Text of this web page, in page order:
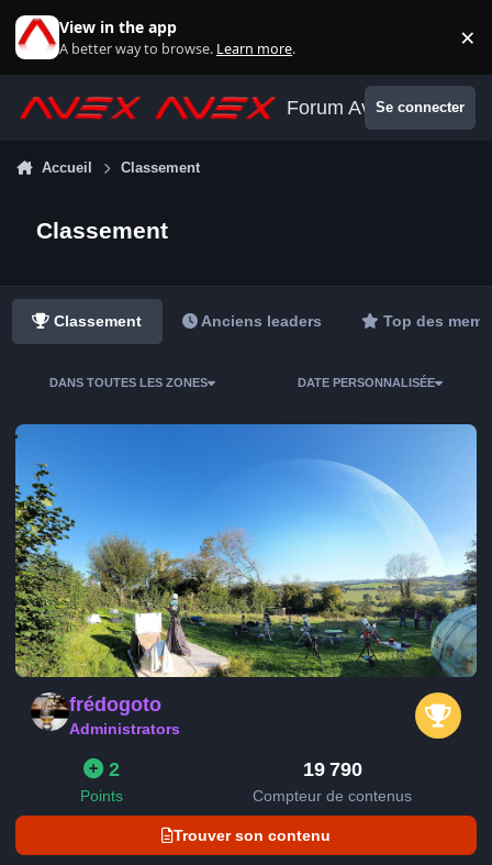
View in the app
A better way to browse. Learn more. ×
Forum AvexSe connecter
Accueil Classement
Classement
Classement Anciens leaders Top des
DANS TOUTES LES ZONES DATE PERSONNALISÉE
frédogoto
Administrators
2
Points
19 790
Compteur de contenus
Trouver son contenu